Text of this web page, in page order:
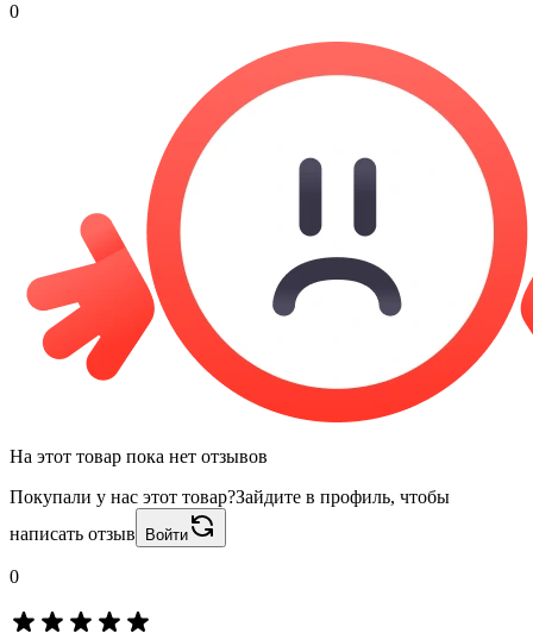
0
На этот товар пока нет отзывов
Покупали у нас этот товар?Зайдите в профиль, чтобы
написать отзыв
Войти
0